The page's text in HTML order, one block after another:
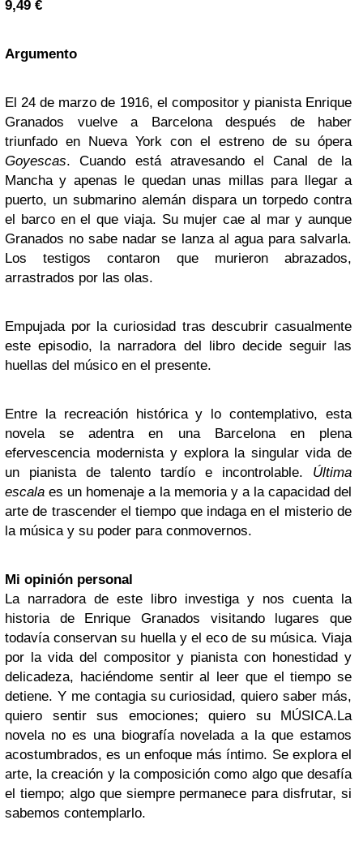
9,49 €
Argumento
El 24 de marzo de 1916, el compositor y pianista Enrique
Granados vuelve a Barcelona después de haber
triunfado en Nueva York con el estreno de su ópera
Goyescas. Cuando está atravesando el Canal de la
Mancha y apenas le quedan unas millas para llegar a
puerto, un submarino alemán dispara un torpedo contra
el barco en el que viaja. Su mujer cae al mar y aunque
Granados no sabe nadar se lanza al agua para salvarla.
Los testigos contaron que murieron abrazados,
arrastrados por las olas.
Empujada por la curiosidad tras descubrir casualmente
este episodio, la narradora del libro decide seguir las
huellas del músico en el presente.
Entre la recreación histórica y lo contemplativo, esta
novela se adentra en una Barcelona en plena
efervescencia modernista y explora la singular vida de
un pianista de talento tardío e incontrolable. Última
escala es un homenaje a la memoria y a la capacidad del
arte de trascender el tiempo que indaga en el misterio de
la música y su poder para conmovernos.
Mi opinión personal
La narradora de este libro investiga y nos cuenta la
historia de Enrique Granados visitando lugares que
todavía conservan su huella y el eco de su música. Viaja
por la vida del compositor y pianista con honestidad y
delicadeza, haciéndome sentir al leer que el tiempo se
detiene. Y me contagia su curiosidad, quiero saber más,
quiero sentir sus emociones; quiero su MÚSICA.La
novela no es una biografía novelada a la que estamos
acostumbrados, es un enfoque más íntimo. Se explora el
arte, la creación y la composición como algo que desafía
el tiempo; algo que siempre permanece para disfrutar, si
sabemos contemplarlo.